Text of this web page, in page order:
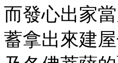
而發心出家
蓄拿出來建